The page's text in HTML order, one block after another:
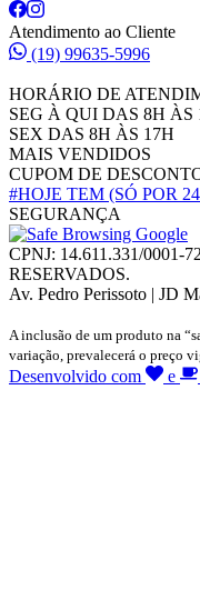
Atendimento ao Cliente
(19) 99635-5996
HORÁRIO DE
SEG À QUI DAS 8H ÀS
SEX DAS 8H ÀS 17H
MAIS VENDIDOS
CUPOM DE
#HOJE TEM (SÓ POR
SEGURANÇA
CPNJ: 14.611.331/0001-
RESERVADOS.
Av. Pedro Perissoto | JD
A inclusão de um produto na
variação, prevalecerá o preço
Desenvolvido com e